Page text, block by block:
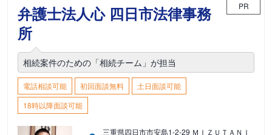
弁護士法人心 四日市法律事務
所
PR
相続案件のための「相続チーム」が担当
電話相談可能 初回面談無料
土日面談可能
18時以降面談可能
三重県四日市市安島1-2-29 ＭＩＺＵＴＡＮＩ